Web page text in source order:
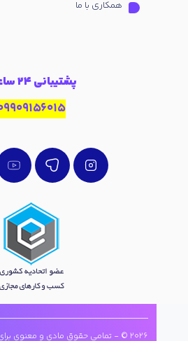
همکاری با ما
پشتیبانی 24 ساعته
2026 © - تمامی حقوق مادی و معنوی